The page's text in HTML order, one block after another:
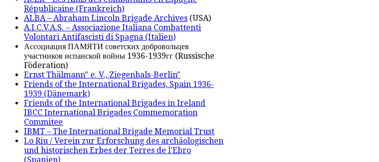
Républicaine (Frankreich)
ALBA – Abraham Lincoln Brigade Archives (USA)
A.I.C.V.A.S. – Associazione Italiana Combattenti
Volontari Antifascisti di Spagna (Italien)
Ассоциация ПАМЯТИ советских добровольцев
участников испанской войны 1936-1939гг (Russische
Föderation)
Ernst Thälmann" e. V., Ziegenhals-Berlin"
Friends of the International Brigades, Spain 1936-
1939 (Dänemark)
Friends of the International Brigades in Ireland
IBCC International Brigades Commemoration
Commitee
IBMT – The International Brigade Memorial Trust
Lo Riu / Verein zur Erforschung des archäologischen
und historischen Erbes der Terres de l'Ebro
(Spanien)